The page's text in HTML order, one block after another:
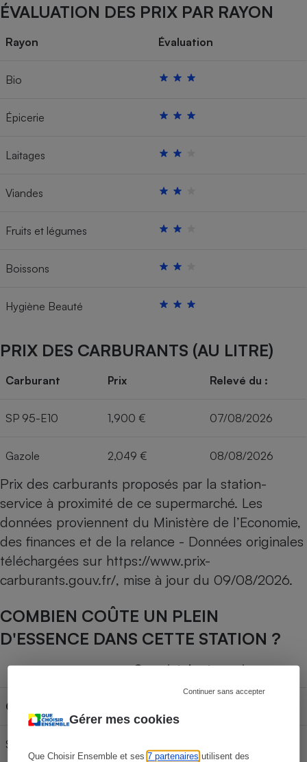
Gérer mes cookies
Que Choisir Ensemble et ses7 partenaires utilisent des
Continuer sans accepter
ÉVALUATION DES PRIX PAR RAYON
Rayon Évaluation
Bio
Épicerie
Laitages
Viandes
Fruits et légumes
Boissons
Hygiène Beauté
PRIX DES CARBURANTS (AU LITRE)
Carburant Prix Relevé du :
SP 95-E10 1,900 € 07/08/2026
Gazole 2,049 € 08/08/2026
Prix des carburants proposés par la station-
service à proximité de ce supermarché. Les
données proviennent du Ministère de l’Economie,
des finances et de la relance - Données originales
téléchargées sur https://www.prix-
carburants.gouv.fr/, mise à jour du 09/08/2026.
COMBIEN COÛTE UN PLEIN
D'ESSENCE DANS CETTE STATION ?
Capacité du réservoir
Carburant
SP 95-E10